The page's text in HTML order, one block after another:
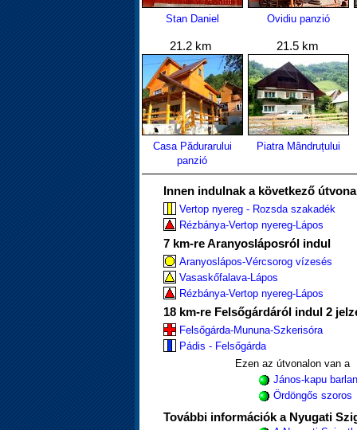
Stan Daniel Ovidiu panzió
21.2 km
Casa Pădurarului
panzió
21.5 km
Piatra Mândruțului
Innen indulnak a következő
Vertop nyereg - Rozsda szakadék
Rézbánya-Vertop nyereg-Lápos
7 km-re Aranyosláposról indul
Aranyoslápos-Vércsorog vízesés
Vasaskőfalava-Lápos
Rézbánya-Vertop nyereg-Lápos
18 km-re Felsőgárdáról indul 2
Felsőgárda-Mununa-Szkerisóra
Pádis - Felsőgárda
Ezen az útvonalon van a
János-kapu
Ördöngős szoros
További információk a Nyugati